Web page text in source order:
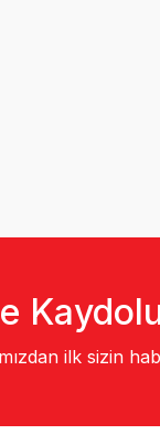
ilk sizin